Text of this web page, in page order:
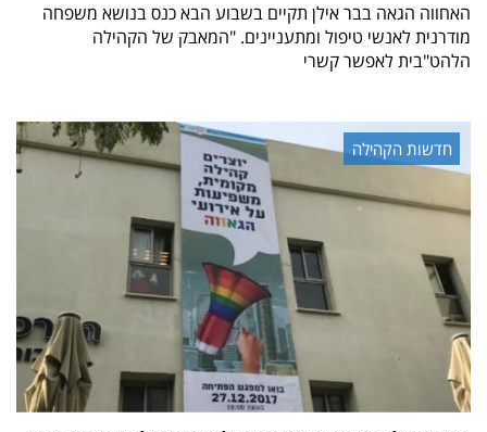
האחווה הגאה בבר אילן תקיים בשבוע הבא כנס בנושא משפחה
מודרנית לאנשי טיפול ומתעניינים. "המאבק של הקהילה
הלהט"בית לאפשר קשרי
חדשות הקהילה